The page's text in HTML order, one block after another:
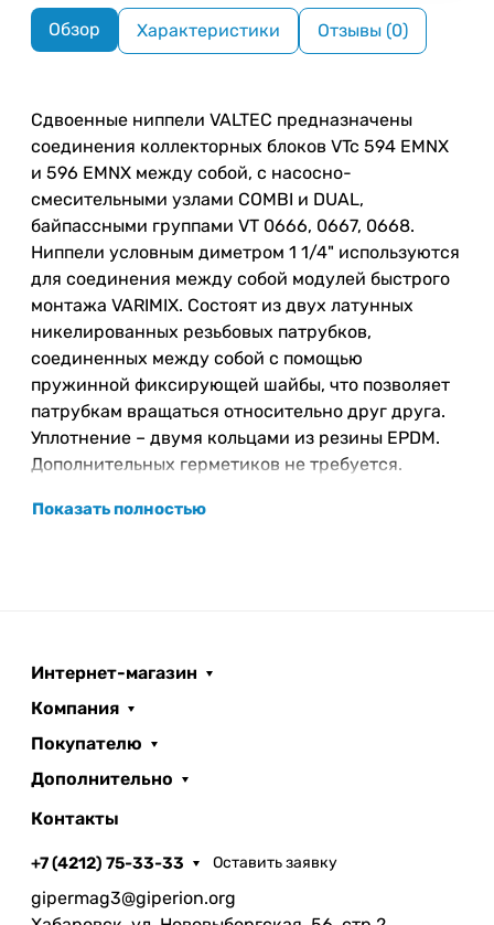
Обзор Характеристики Отзывы (0)
Сдвоенные ниппели VALTEC предназначены
соединения коллекторных блоков VTc 594 EMNX
и 596 EMNX между собой, с насосно-
смесительными узлами COMBI и DUAL,
байпассными группами VT 0666, 0667, 0668.
Ниппели условным диметром 1 1/4" используются
для соединения между собой модулей быстрого
монтажа VARIMIX. Состоят из двух латунных
никелированных резьбовых патрубков,
соединенных между собой с помощью
пружинной фиксирующей шайбы, что позволяет
патрубкам вращаться относительно друг друга.
Уплотнение – двумя кольцами из резины EPDM.
Дополнительных герметиков не требуется.
Показать полностью
Интернет-магазин
Компания
Покупателю
Дополнительно
Контакты
+7 (4212) 75-33-33 Оставить заявку
gipermag3@giperion.org